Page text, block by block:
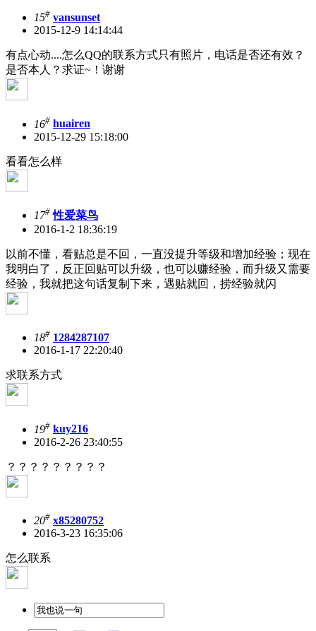
15# vansunset
2015-12-9 14:14:44
有点心动....怎么QQ的联系方式只有照片，电话是否还有效？
是否本人？求证~！谢谢
16# huairen
2015-12-29 15:18:00
看看怎么样
17# 性爱菜鸟
2016-1-2 18:36:19
以前不懂，看贴总是不回，一直没提升等级和增加经验；现在
我明白了，反正回贴可以升级，也可以赚经验，而升级又需要
经验，我就把这句话复制下来，遇贴就回，捞经验就闪
18# 1284287107
2016-1-17 22:20:40
求联系方式
19# kuy216
2016-2-26 23:40:55
？？？？？？？？？
20# x85280752
2016-3-23 16:35:06
怎么联系